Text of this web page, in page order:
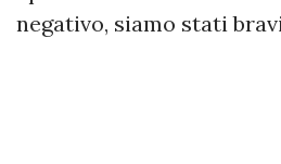
negativo, siamo stati